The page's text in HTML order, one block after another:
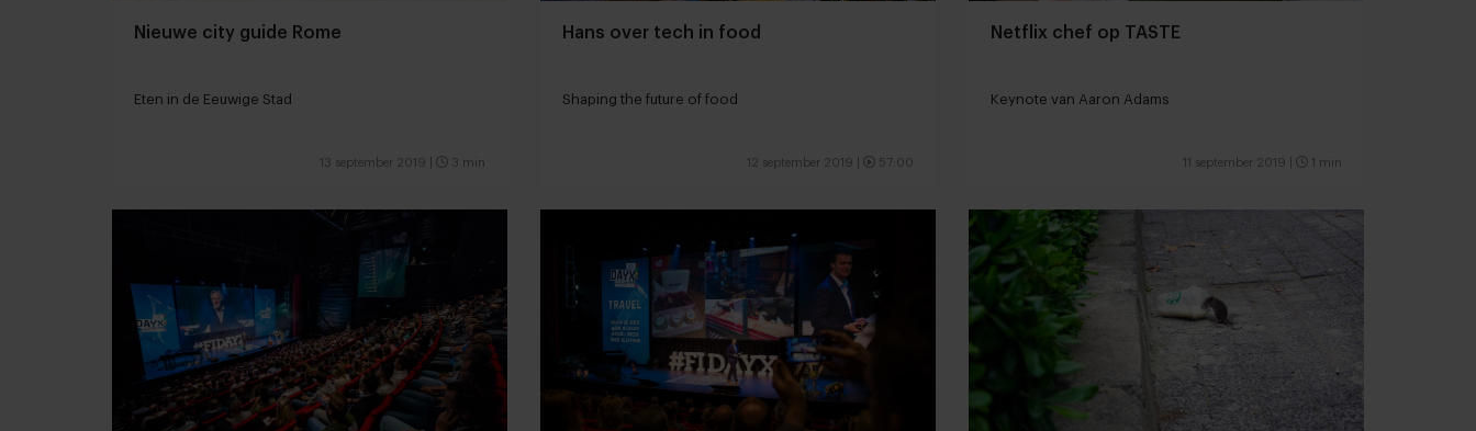
Nieuwe city guide Rome
Eten in de Eeuwige Stad
13 september 2019 3 min
Hans over tech in food
Shaping the future of food
12 september 2019 57:00
Netflix chef op TASTE
Keynote van Aaron Adams
11 september 2019 1 min